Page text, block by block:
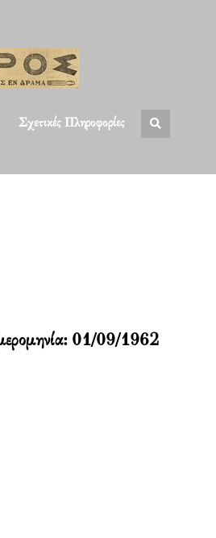
Σχετικές Πληροφορίες
01/09/1962